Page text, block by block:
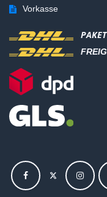
Vorkasse
PAKET